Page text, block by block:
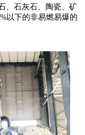
、石灰石、陶瓷、矿
以下的非易燃易爆的